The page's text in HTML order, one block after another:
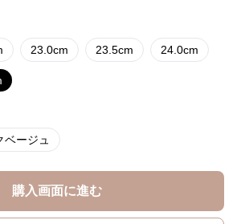
23.0cm 23.5cm 24.0cm
ベージュ
購入画面に進む